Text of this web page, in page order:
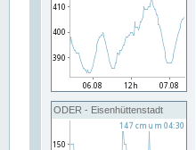
ODER - Eisenhüttenstadt